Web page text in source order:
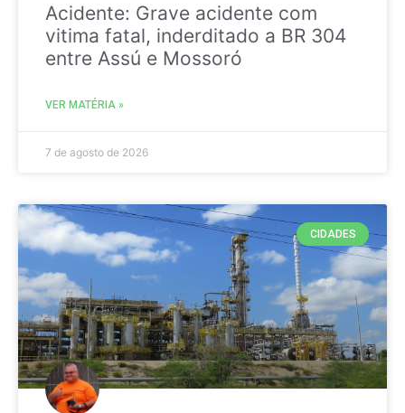
Acidente: Grave acidente com
vitima fatal, inderditado a BR 304
entre Assú e Mossoró
VER MATÉRIA »
7 de agosto de 2026
CIDADES